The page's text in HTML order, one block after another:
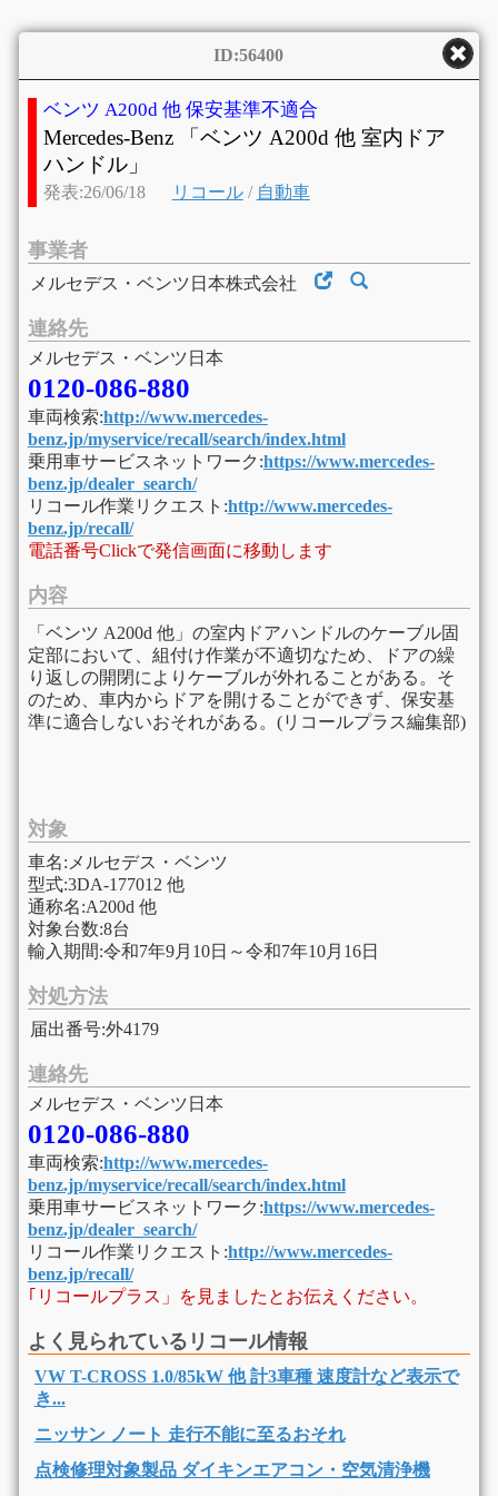
ID:56400
ベンツ A200d 他 保安基準不適合
Mercedes-Benz 「ベンツ A200d 他 室内ドア
ハンドル」
発表:26/06/18 リコール/ 自動車
事業者
メルセデス・ベンツ日本株式会社
連絡先
メルセデス・ベンツ日本
0120-086-880
車両検索:http://www.mercedes-
benz.jp/myservice/recall/search/index.html
乗用車サービスネットワーク:https://www.mercedes-
benz.jp/dealer_search/
リコール作業リクエスト:http://www.mercedes-
benz.jp/recall/
電話番号Clickで発信画面に移動します
内容
「ベンツ A200d 他」の室内ドアハンドルのケーブル固
定部において、組付け作業が不適切なため、ドアの繰
り返しの開閉によりケーブルが外れることがある。そ
のため、車内からドアを開けることができず、保安基
準に適合しないおそれがある。(リコールプラス編集部)
対象
車名:メルセデス・ベンツ
型式:3DA-177012 他
通称名:A200d 他
対象台数:8台
輸入期間:令和7年9月10日～令和7年10月16日
対処方法
届出番号:外4179
連絡先
メルセデス・ベンツ日本
0120-086-880
車両検索:http://www.mercedes-
benz.jp/myservice/recall/search/index.html
乗用車サービスネットワーク:https://www.mercedes-
benz.jp/dealer_search/
リコール作業リクエスト:http://www.mercedes-
benz.jp/recall/
｢リコールプラス」を見ましたとお伝えください。
よく見られているリコール情報
VW T-CROSS 1.0/85kW 他 計3車種 速度計など表示で
き...
ニッサン ノート 走行不能に至るおそれ
点検修理対象製品 ダイキンエアコン・空気清浄機